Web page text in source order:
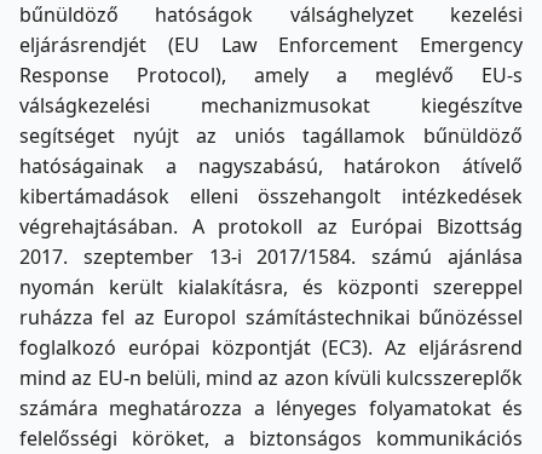
bűnüldöző hatóságok válsághelyzet kezelési
eljárásrendjét (EU Law Enforcement Emergency
Response Protocol), amely a meglévő EU-s
válságkezelési mechanizmusokat kiegészítve
segítséget nyújt az uniós tagállamok bűnüldöző
hatóságainak a nagyszabású, határokon átívelő
kibertámadások elleni összehangolt intézkedések
végrehajtásában. A protokoll az Európai Bizottság
2017. szeptember 13-i 2017/1584. számú ajánlása
nyomán került kialakításra, és központi szereppel
ruházza fel az Europol számítástechnikai bűnözéssel
foglalkozó európai központját (EC3). Az eljárásrend
mind az EU-n belüli, mind az azon kívüli kulcsszereplők
számára meghatározza a lényeges folyamatokat és
felelősségi köröket, a biztonságos kommunikációs